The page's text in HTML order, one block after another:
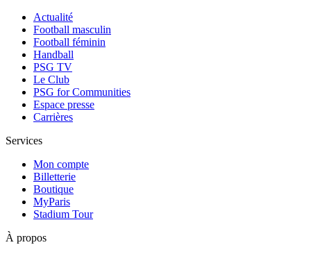
Actualité
Football masculin
Football féminin
Handball
PSG TV
Le Club
PSG for Communities
Espace presse
Carrières
Services
Mon compte
Billetterie
Boutique
MyParis
Stadium Tour
À propos